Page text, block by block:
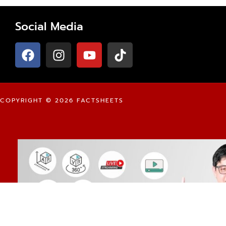
Social Media
COPYRIGHT © 2026 FACTSHEETS